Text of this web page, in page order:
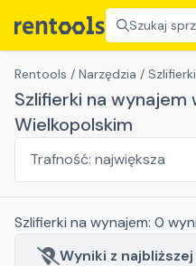
Szukaj
Rentools / Narzędzia / Szlifierki
Szlifierki na wynajem
Wielkopolskim
Szlifierki na wynajem: 0
Wielkopolskim
Wyniki z